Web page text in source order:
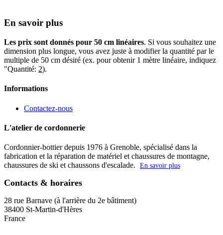
En savoir plus
Les prix sont donnés pour 50 cm linéaires. Si vous souhaitez une
dimension plus longue, vous avez juste à modifier la quantité par le
multiple de 50 cm désiré (ex. pour obtenir 1 mètre linéaire, indiquez
"Quantité: 2).
Informations
Contactez-nous
L'atelier de cordonnerie
Cordonnier-bottier depuis 1976 à Grenoble, spécialisé dans la
fabrication et la réparation de matériel et chaussures de montagne,
chaussures de ski et chaussons d'escalade.
En savoir plus
Contacts & horaires
28 rue Barnave (à l'arrière du 2e bâtiment)
38400 St-Martin-d'Hères
France